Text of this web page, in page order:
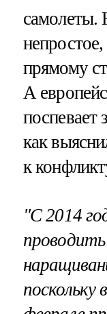
самолеты.
прямому
А
как
к
"С 2014
поскольку